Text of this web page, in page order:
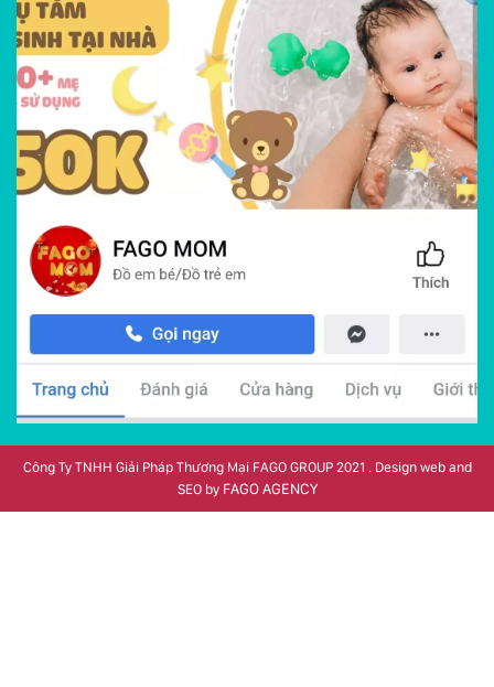
Công Ty TNHH Giải Pháp Thương Mại FAGO GROUP 2021 . Design web and
SEO by FAGO AGENCY